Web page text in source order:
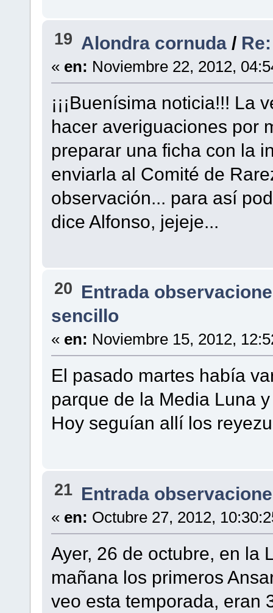
19 Alondra cornuda /
« en: Noviembre 22, 2012,
¡¡¡Buenísima noticia!!! La
hacer averiguaciones por
preparar una ficha con la
enviarla al Comité de
observación... para así
dice Alfonso, jejeje...
20 Entrada
sencillo
« en: Noviembre 15, 2012,
El pasado martes había
parque de la Media Luna
Hoy seguían allí los
21 Entrada
« en: Octubre 27, 2012,
Ayer, 26 de octubre, en la
mañana los primeros
veo esta temporada, eran